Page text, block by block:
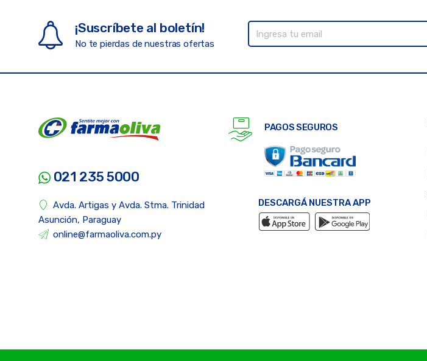
¡Suscríbete al boletín!
No te pierdas de nuestras ofertas
021 235 5000
Avda. Artigas y Avda. Stma. Trinidad
Asunción, Paraguay
online@farmaoliva.com.py
PAGOS SEGUROS
DESCARGÁ NUESTRA APP